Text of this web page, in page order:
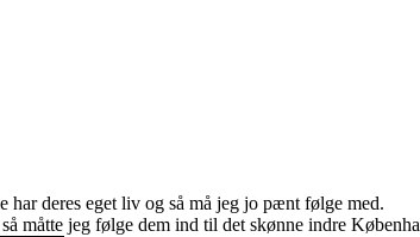
har deres eget liv og så må jeg jo pænt følge med.
måtte jeg følge dem ind til det skønne indre